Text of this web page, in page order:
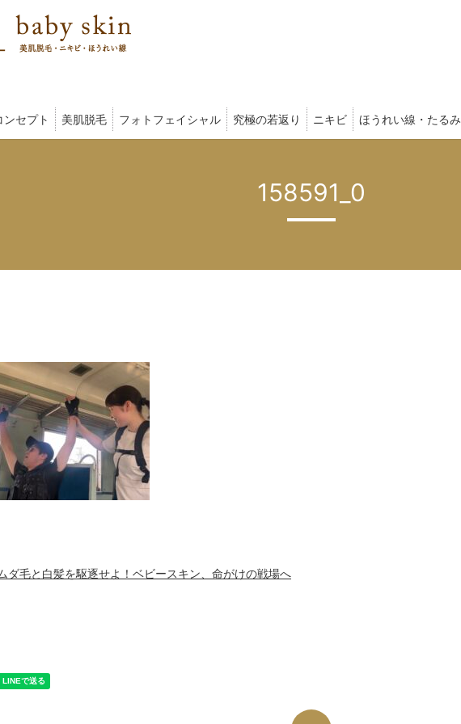
セプト 美肌脱毛 フォトフェイシャル 究極の若返り ニキビ ほうれい線・たるみ
158591_0
ダ毛と白髪を駆逐せよ！ベビースキン、命がけの戦場へ